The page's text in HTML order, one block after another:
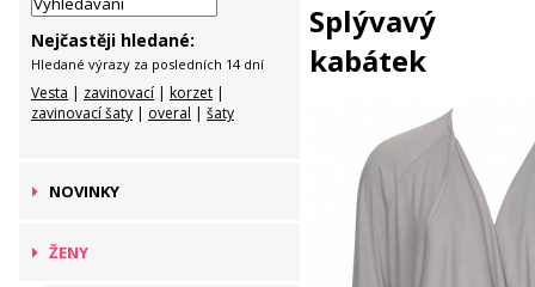
Nejčastěji hledané:
Hledané výrazy za posledních 14 dní
Vesta | zavinovací | korzet |
zavinovací šaty | overal | šaty
NOVINKY
ŽENY
Splývavý
kabátek